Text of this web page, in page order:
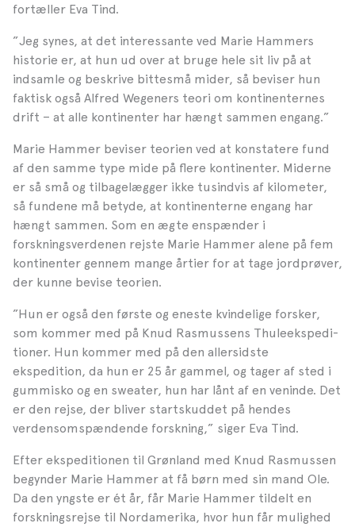
fortæller Eva Tind.
”Jeg synes, at det interessante ved Marie Hammers
historie er, at hun ud over at bruge hele sit liv på at
indsamle og beskrive bittesmå mider, så be­viser hun
faktisk også Alfred Wegeners teori om kontinen­ternes
drift – at alle konti­nenter har hængt sammen engang.”
Marie Hammer beviser teo­rien ved at konstatere fund
af den samme type mide på flere kontinenter. Miderne
er så små og tilbagelægger ikke tusindvis af kilometer,
så fun­dene må betyde, at kontinen­terne engang har
hængt sam­men. Som en ægte enspænder i
forskningsverdenen rejste Marie Hammer alene på fem
kontinenter gennem mange årtier for at tage jordprøver,
der kunne bevise teorien.
”Hun er også den første og eneste kvindelige forsker,
som kommer med på Knud Rasmussens Thule­ekspedi­
tioner. Hun kommer med på den allersidste
ekspedition, da hun er 25 år gammel, og tager af sted i
gummisko og en sweater, hun har lånt af en veninde. Det
er den rejse, der bliver startskuddet på hendes
verdensomspændende forsk­ning,” siger Eva Tind.
Efter ekspeditionen til Grønland med Knud Rasmussen
begynder Marie Hammer at få børn med sin mand Ole.
Da den yngste er ét år, får Marie Hammer tildelt en
forskningsrejse til Nordamerika, hvor hun får mulighed